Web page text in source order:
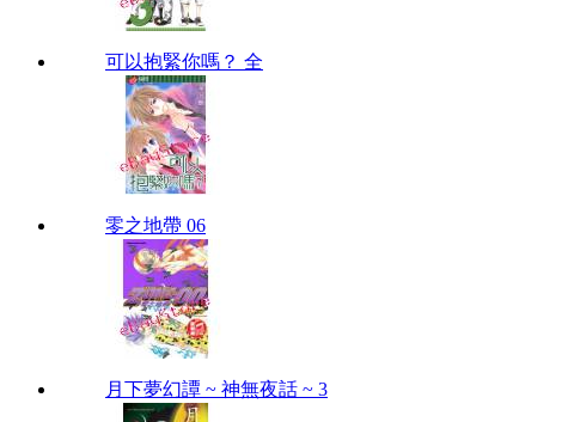
可以抱緊你嗎？ 全
零之地帶 06
月下夢幻譚 ~ 神無夜話 ~ 3